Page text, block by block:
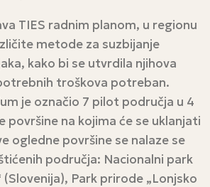
TIES radnim planom, u regionu
metode za suzbijanje
kako bi se utvrdila njihova
troškova potreban.
je označio 7 pilot područja u 4
površine na kojima će se uklanjati
ogledne površine se nalaze se
područja: Nacionalni park
(Slovenija), Park prirode „Lonjsko